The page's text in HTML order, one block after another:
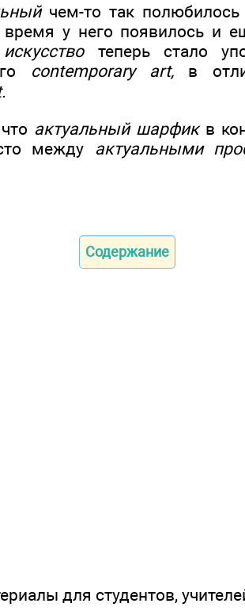
чем-то так полюбилось
у него появилось и
теперь стало
contemporary art, в
актуальный шарфикв
между актуальными
Содержание
для студентов,